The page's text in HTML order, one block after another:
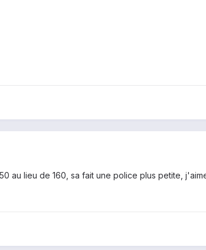
au lieu de 160, sa fait une police plus petite,